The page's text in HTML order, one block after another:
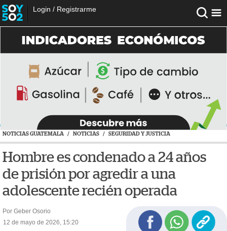
Login / Registrarme
NOTICIAS GUATEMALA / NOTICIAS / SEGURIDAD Y JUSTICIA
Hombre es condenado a 24 años
de prisión por agredir a una
adolescente recién operada
Por Geber Osorio
12 de mayo de 2026, 15:20